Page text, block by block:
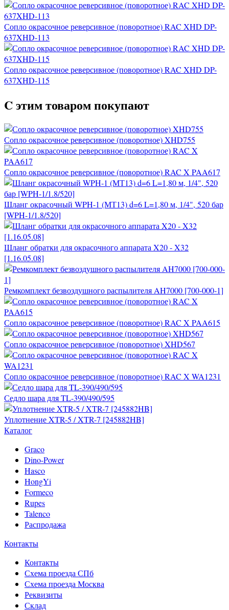
Сопло окрасочное реверсивное (поворотное) RAC XHD DP-
637XHD-113
Сопло окрасочное реверсивное (поворотное) RAC XHD DP-
637XHD-115
C этим товаром покупают
Сопло окрасочное реверсивное (поворотное) XHD755
Сопло окрасочное реверсивное (поворотное) RAC X PAA617
Шланг окрасочный WPH-1 (МТ13) d=6 L=1,80 м, 1/4", 520 бар
[WPH-1/1.8/520]
Шланг обратки для окрасочного аппарата X20 - X32
[1.16.05.08]
Ремкомплект безвоздушного распылителя AH7000 [700-000-1]
Сопло окрасочное реверсивное (поворотное) RAC X PAA615
Сопло окрасочное реверсивное (поворотное) XHD567
Сопло окрасочное реверсивное (поворотное) RAC X WA1231
Седло шара для TL-390/490/595
Уплотнение XTR-5 / XTR-7 [245882HB]
Каталог
Graco
Dino-Power
Hasco
HongYi
Formeco
Rupes
Talenco
Распродажа
Контакты
Контакты
Схема проезда СПб
Схема проезда Москва
Реквизиты
Склад